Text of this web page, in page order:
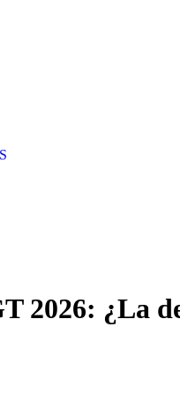
2026: ¿La